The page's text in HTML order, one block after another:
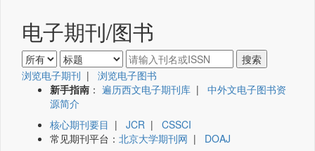
电子期刊/图书
浏览电子期刊 | 浏览电子图书
新手指南 ： 遍历西文电子期刊库 | 中外文电子图书资
源简介
核心期刊要目 | JCR | CSSCI
常见期刊平台： 北京大学期刊网 | DOAJ